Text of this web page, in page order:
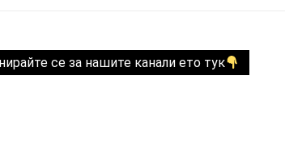
се за нашите канали ето тук